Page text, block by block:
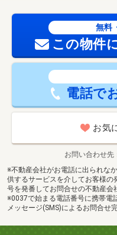
無料
この物件
電話で
お気
お問い合わせ先
※不動産会社がお電話に出られな
供するサービスを介してお客様の
号を発番してお問合せの不動産会
※0037で始まる電話番号に携帯電
メッセージ(SMS)によるお問合せ